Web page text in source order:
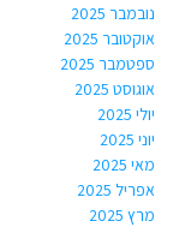
נובמבר 2025
אוקטובר 2025
ספטמבר 2025
אוגוסט 2025
יולי 2025
יוני 2025
מאי 2025
אפריל 2025
מרץ 2025